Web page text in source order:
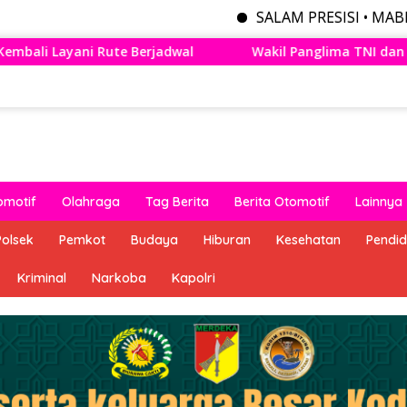
SALAM PRESISI • MABES POLRI
Wakil Panglima TNI dan Sejumlah Pejabat Negara Terima
Olahraga Tag Berita Berita Otomotif Lainnya
Pemkot Budaya Hiburan Kesehatan
Kriminal Narkoba Kapolri